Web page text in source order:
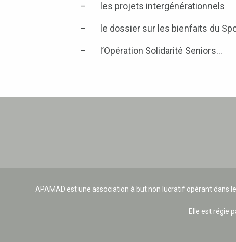
– les projets intergénérationnels
– le dossier sur les bienfaits du
– l’Opération Solidarité Seniors…
APAMAD est une association à but non lucratif opérant dans
Elle est régie